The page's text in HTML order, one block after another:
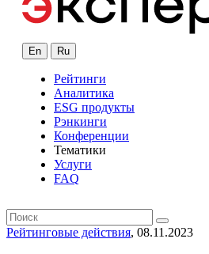
En Ru
Рейтинги
Аналитика
ESG продукты
Рэнкинги
Конференции
Тематики
Услуги
FAQ
Рейтинговые действия, 08.11.2023